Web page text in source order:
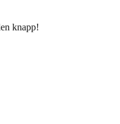
knapp!